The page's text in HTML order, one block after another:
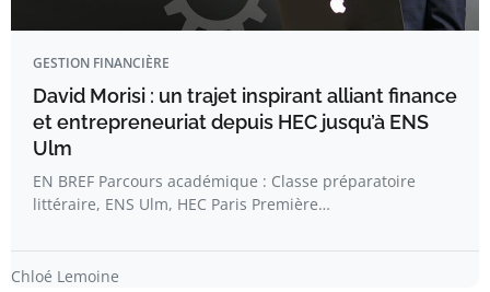
GESTION FINANCIÈRE
David Morisi : un trajet inspirant alliant finance
et entrepreneuriat depuis HEC jusqu’à ENS
Ulm
EN BREF Parcours académique : Classe préparatoire
littéraire, ENS Ulm, HEC Paris Première…
Chloé Lemoine